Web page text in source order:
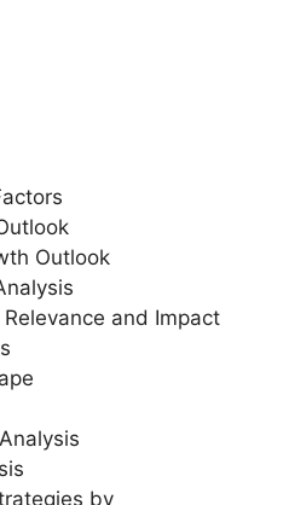
Outlook
and Impact
by